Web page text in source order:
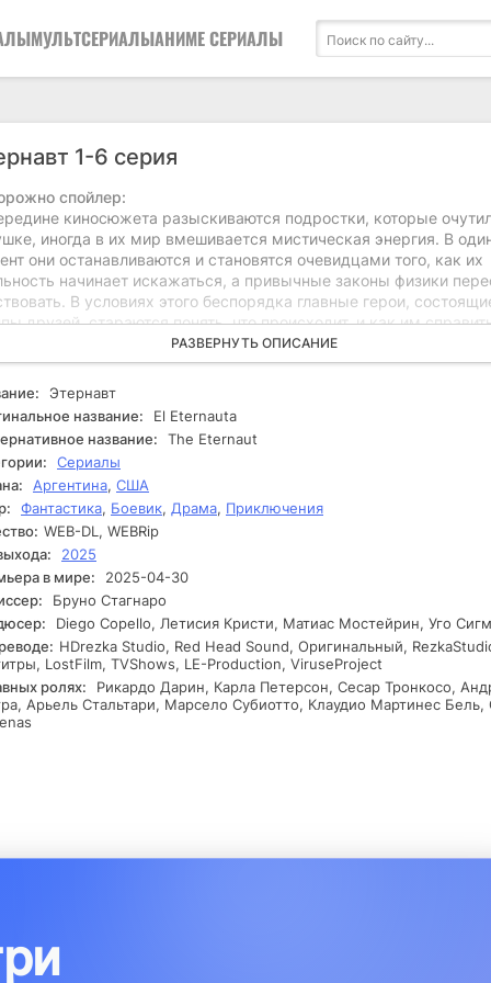
МУЛЬТСЕРИАЛЫАНИМЕ СЕРИАЛЫ
1-6 серия
спойлер:
киносюжета разыскиваются подростки, которые
иногда в их мир вмешивается мистическая энергия. В
они останавливаются и становятся очевидцами того, как их
начинает искажаться, а привычные законы физики
В условиях этого беспорядка главные герои,
друзей, стараются понять, что происходит, и как им
угрозой. Это событие запускает череду необычных и
которые ставят под сомнение их представления о
По мере развития событий герои сталкиваются с
Каждое новое событие приводит к ещё большему
и страху, иногда они осознают, что их жизни и
с таинственной силой, которая управляет этим новым
Они начинают исследовать всевозможные уголки своей
реальности, стараясь найти ответы на вопросы о
и её источнике. В процессе своих розысков они
существами и аномальными явлениями, которые
их ситуацию. Конъюнктура накаляется, иногда они
доверять друг другу, а некоторые из них скрывают свои
намерения. В конечном итоге они оказываются на грани
тайны, которая может изменить их представления о
РАЗВЕРНУТЬ ОПИСАНИЕ
Этернавт
название:
El Eternauta
название:
The Eternaut
Сериалы
Аргентина, США
Фантастика, Боевик, Драма, Приключения
WEB-DL, WEBRip
2025
в мире:
2025-04-30
Бруно Стагнаро
Diego Copello, Летисия Кристи, Матиас Мостейрин, Уго
HDrezka Studio, Red Head Sound, Оригинальный,
LostFilm, TVShows, LE-Production, ViruseProject
ролях:
Рикардо Дарин, Карла Петерсон, Сесар Тронкосо,
Арьель Стальтари, Марсело Субиотто, Клаудио Мартинес Бель,